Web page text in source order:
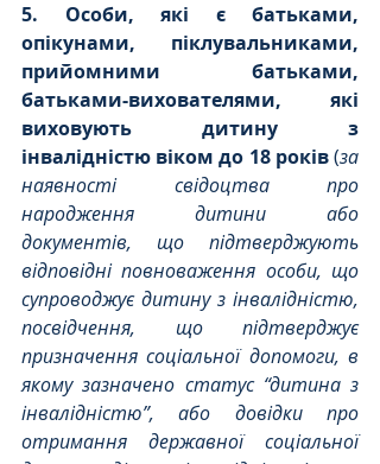
5. Особи, які є батьками,
опікунами, піклувальниками,
прийомними батьками,
батьками-вихователями, які
виховують дитину з
інвалідністю віком до 18 років (за
наявності свідоцтва про
народження дитини або
документів, що підтверджують
відповідні повноваження особи, що
супроводжує дитину з інвалідністю,
посвідчення, що підтверджує
призначення соціальної допомоги, в
якому зазначено статус “дитина з
інвалідністю”, або довідки про
отримання державної соціальної